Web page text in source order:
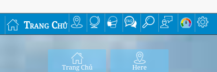
Trang Chủ
Trang Chủ Here